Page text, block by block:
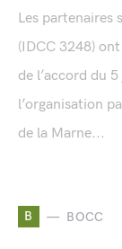
Les partenaires
(IDCC 3248)
de l’accord du
l’organisation
de la Marne...
B BOCC